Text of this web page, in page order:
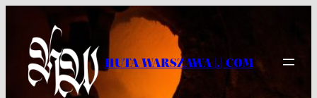
treści
HUTA WARSZAWA |.| COM